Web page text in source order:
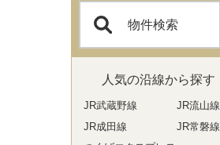
物件検索
人気の沿線から探す
JR武蔵野線
JR流山線
JR成田線
JR常磐線